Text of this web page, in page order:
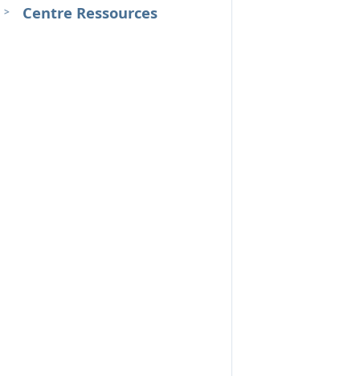
Centre Ressources